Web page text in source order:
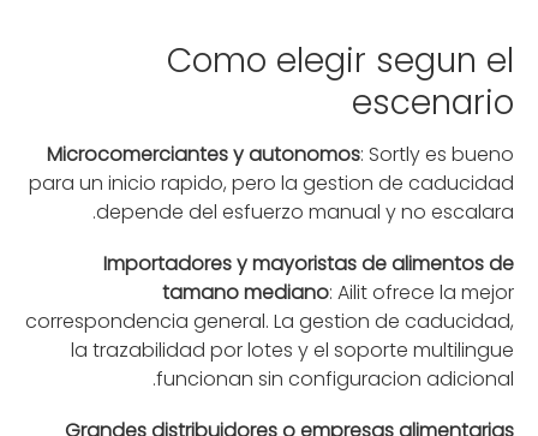
Como elegir segun el
escenario
Microcomerciantes y autonomos: Sortly es bueno
para un inicio rapido, pero la gestion de caducidad
depende del esfuerzo manual y no escalara.
Importadores y mayoristas de alimentos de
tamano mediano: Ailit ofrece la mejor
correspondencia general. La gestion de caducidad,
la trazabilidad por lotes y el soporte multilingue
funcionan sin configuracion adicional.